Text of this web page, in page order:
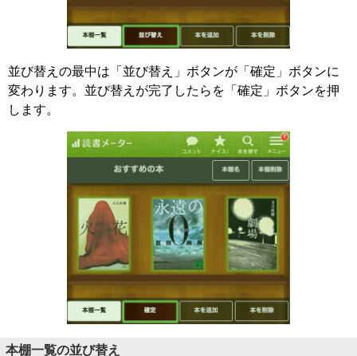
並び替えの最中は「並び替え」ボタンが「確定」ボタンに
変わります。並び替えが完了したらを「確定」ボタンを押
します。
本棚一覧の並び替え